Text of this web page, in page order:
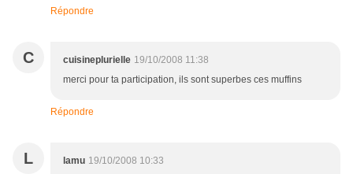
Répondre
C cuisineplurielle 19/10/2008 11:38
merci pour ta participation, ils sont superbes ces muffins
Répondre
L lamu 19/10/2008 10:33